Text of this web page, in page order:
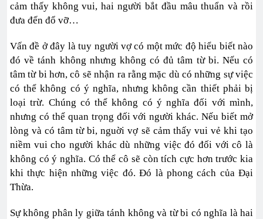
cảm thấy không vui, hai người bắt đầu mâu thuẩn và rồi
đưa đến đổ vỡ…
Vấn đề ở đây là tuy người vợ có một mức độ hiểu biết nào
đó về tánh không nhưng không có đủ tâm từ bi. Nếu có
tâm từ bi hơn, cô sẽ nhận ra rằng mặc dù có những sự việc
có thể không có ý nghĩa, nhưng không cần thiết phải bị
loại trừ. Chúng có thể không có ý nghĩa đối với mình,
nhưng có thể quan trọng đối với người khác. Nếu biết mở
lòng và có tâm từ bi, nguời vợ sẽ cảm thấy vui vẻ khi tạo
niềm vui cho người khác dù những việc đó đối với cô là
không có ý nghĩa. Có thể cô sẽ còn tích cực hơn trước kia
khi thực hiện những việc đó. Đó là phong cách của Đại
Thừa.
Sự không phân ly giữa tánh không và từ bi có nghĩa là hai